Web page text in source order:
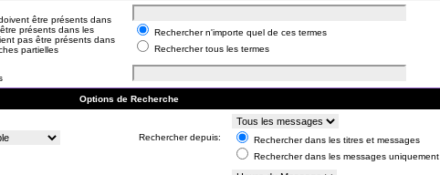
être présents dans
présents dans les
pas être présents dans
partielles
Rechercher n'importe quel de ces termes
Rechercher tous les termes
Options de Recherche
Rechercher depuis:
Rechercher dans les titres et messages
Rechercher dans les messages uniquement